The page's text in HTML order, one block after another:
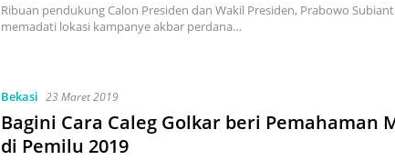
Ribuan pendukung Calon Presiden dan Wakil Presiden, Prabowo
memadati lokasi kampanye akbar perdana…
Bekasi 23 Maret 2019
Bagini Cara Caleg Golkar beri Pemahaman
di Pemilu 2019